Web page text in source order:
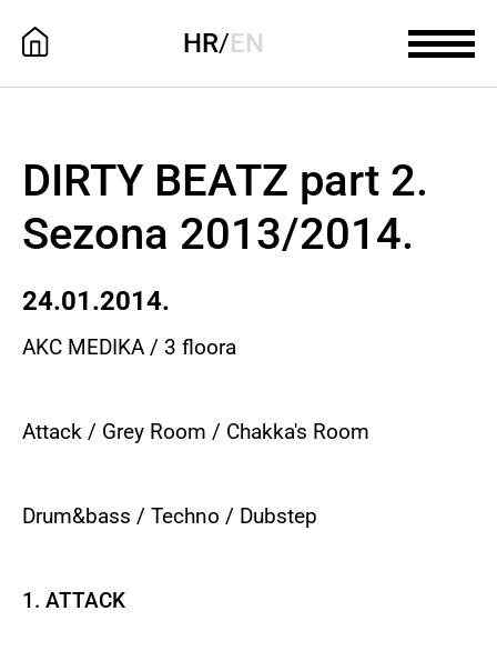
HR/EN
DIRTY BEATZ part 2.
Sezona 2013/2014.
24.01.2014.
AKC MEDIKA / 3 floora
Attack / Grey Room / Chakka's Room
Drum&bass / Techno / Dubstep
1. ATTACK